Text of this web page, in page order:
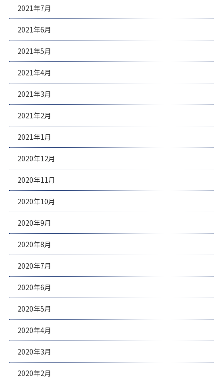
2021年7月
2021年6月
2021年5月
2021年4月
2021年3月
2021年2月
2021年1月
2020年12月
2020年11月
2020年10月
2020年9月
2020年8月
2020年7月
2020年6月
2020年5月
2020年4月
2020年3月
2020年2月